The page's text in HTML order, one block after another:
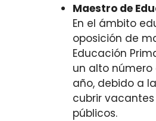
Maestro de
En el ámbito
oposición de
Educación
un alto
año, debido a
cubrir
públicos.